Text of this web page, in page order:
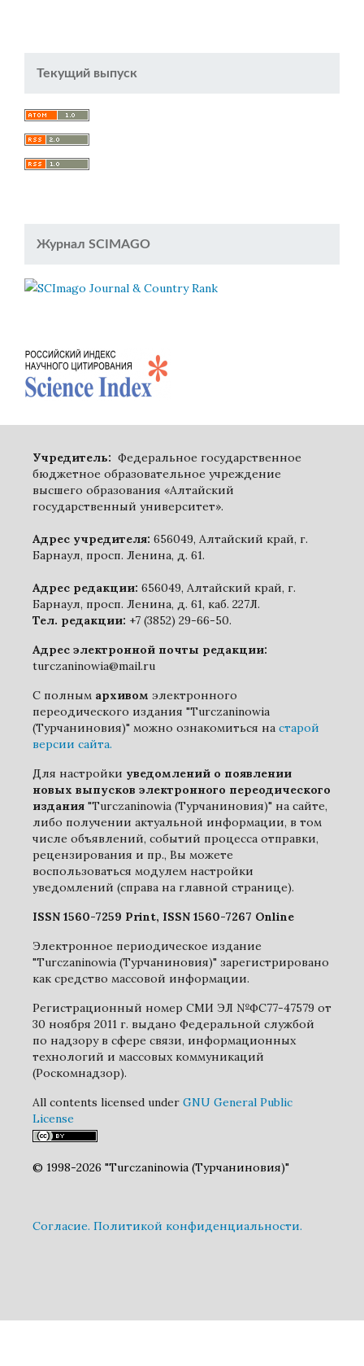
Текущий выпуск
Журнал SCIMAGO
Учредитель: Федеральное государственное
бюджетное образовательное учреждение
высшего образования «Алтайский
государственный университет».
Адрес учредителя: 656049, Алтайский край, г.
Барнаул, просп. Ленина, д. 61.
Адрес редакции: 656049, Алтайский край, г.
Барнаул, просп. Ленина, д. 61, каб. 227Л.
Тел. редакции: +7 (3852) 29-66-50.
Адрес электронной почты редакции:
turczaninowia@mail.ru
С полным архивом электронного
переодического издания "Turczaninowia
(Турчаниновия)" можно ознакомиться на старой
версии сайта.
Для настройки уведомлений о появлении
новых выпусков электронного переодического
издания "Turczaninowia (Турчаниновия)" на сайте,
либо получении актуальной информации, в том
числе объявлений, событий процесса отправки,
рецензирования и пр., Вы можете
воспользоваться модулем настройки
уведомлений (справа на главной странице).
ISSN 1560-7259 Print, ISSN 1560-7267 Online
Электронное периодическое издание
"Turczaninowia (Турчаниновия)" зарегистрировано
как средство массовой информации.
Регистрационный номер СМИ ЭЛ №ФС77-47579 от
30 ноября 2011 г. выдано Федеральной службой
по надзору в сфере связи, информационных
технологий и массовых коммуникаций
(Роскомнадзор).
All contents licensed under GNU General Public
License
© 1998-2026 "Turczaninowia (Турчаниновия)"
Cогласие. Политикой конфиденциальности.